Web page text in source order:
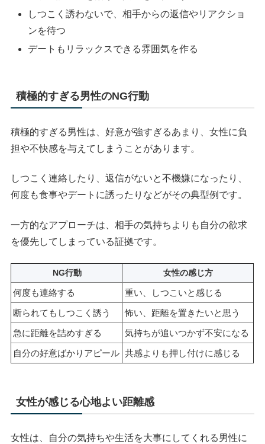
しつこく誘わないで、相手からの返信やリアクショ
ンを待つ
デートもリラックスできる雰囲気を作る
積極的すぎる男性のNG行動
積極的すぎる男性は、好意が強すぎるあまり、女性に負
担や不快感を与えてしまうことがあります。
しつこく連絡したり、返信がないと不機嫌になったり、
何度も食事やデートに誘ったりなどがその典型例です。
一方的なアプローチは、相手の気持ちよりも自分の欲求
を優先してしまっている証拠です。
NG行動 女性の感じ方
何度も連絡する
重い、しつこいと感じる
断られてもしつこく誘う
怖い、距離を置きたいと思う
急に距離を詰めすぎる
気持ちが追いつかず不安になる
自分の好意ばかりアピール 共感よりも押し付けに感じる
女性が感じる心地よい距離感
女性は、自分の気持ちや生活を大事にしてくれる男性に